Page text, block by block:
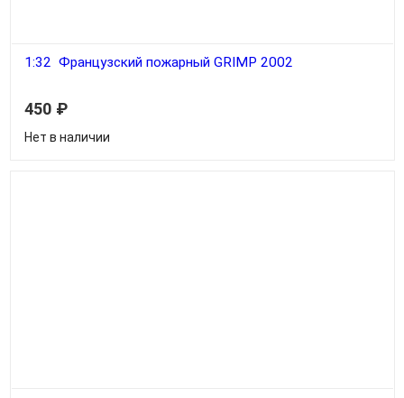
1:32 Французский пожарный GRIMP 2002
450 ₽
Нет в наличии